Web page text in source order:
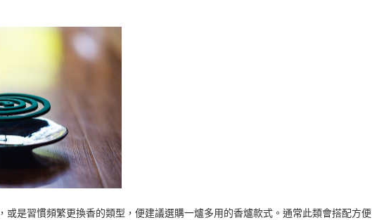
或是習慣頻繁更換香的類型，便建議選購一爐多用的香爐款式。通常此類會搭配方便